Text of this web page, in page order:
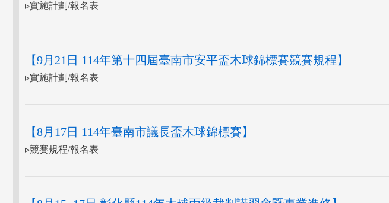
▹實施計劃/報名表
【9月21日 114年第十四屆臺南市安平盃木球錦標賽競賽規程】
▹實施計劃/報名表
【8月17日 114年臺南市議長盃木球錦標賽】
▹競賽規程/報名表